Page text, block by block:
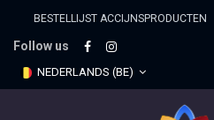
BESTELLIJST ACCIJNSPRO​DUCTEN
Follow us
NEDERLANDS (BE)